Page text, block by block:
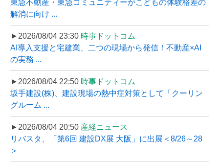
東急不動産・東急コミュニティーがこどもの体験格差の
解消に向け ...
►2026/08/04 23:30 時事ドットコム
AI導入支援と宅建業、二つの現場から発信！不動産×AI
の実務 ...
►2026/08/04 22:50 時事ドットコム
坂手建設(株)、建設現場の熱中症対策として「クーリン
グルーム ...
►2026/08/04 20:50 産経ニュース
リバスタ、「第6回 建設DX展 大阪」に出展＜8/26～28
＞